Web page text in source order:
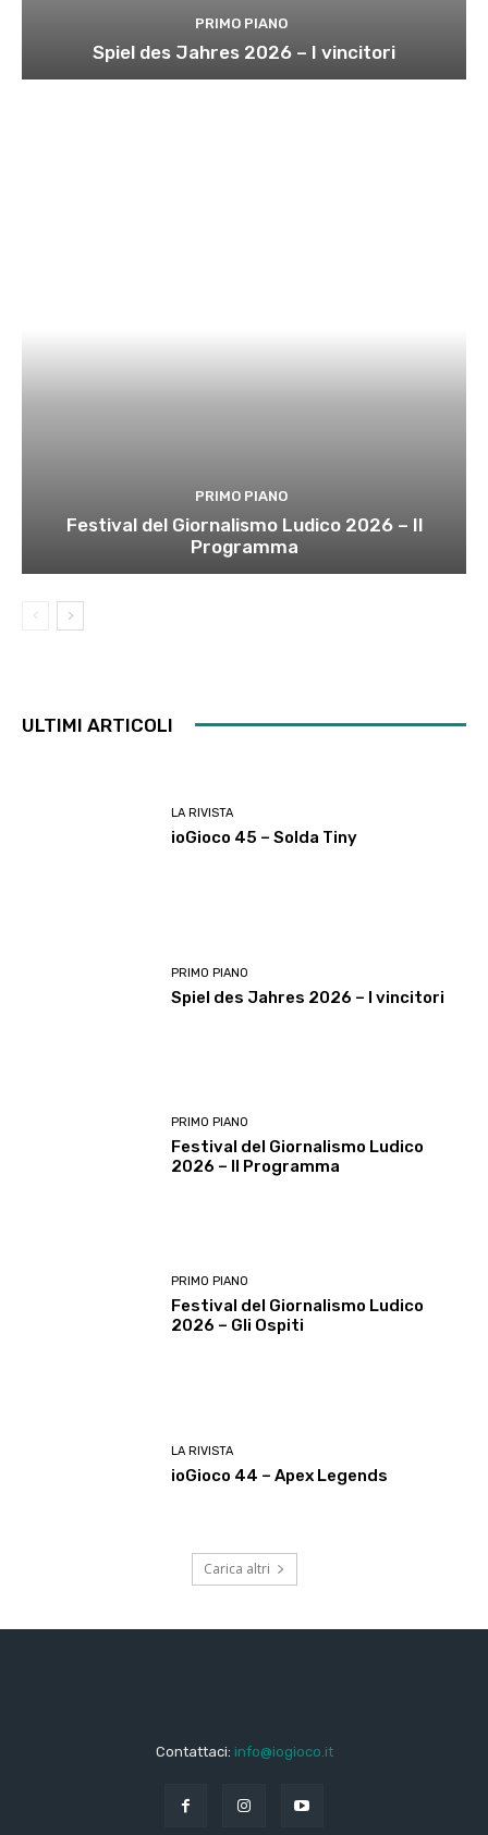
PRIMO PIANO
Spiel des Jahres 2026 – I vincitori
PRIMO PIANO
Festival del Giornalismo Ludico 2026 – Il
Programma
ULTIMI ARTICOLI
LA RIVISTA
ioGioco 45 – Solda Tiny
PRIMO PIANO
Spiel des Jahres 2026 – I vincitori
PRIMO PIANO
Festival del Giornalismo Ludico
2026 – Il Programma
PRIMO PIANO
Festival del Giornalismo Ludico
2026 – Gli Ospiti
LA RIVISTA
ioGioco 44 – Apex Legends
Carica altri
Contattaci: info@iogioco.it